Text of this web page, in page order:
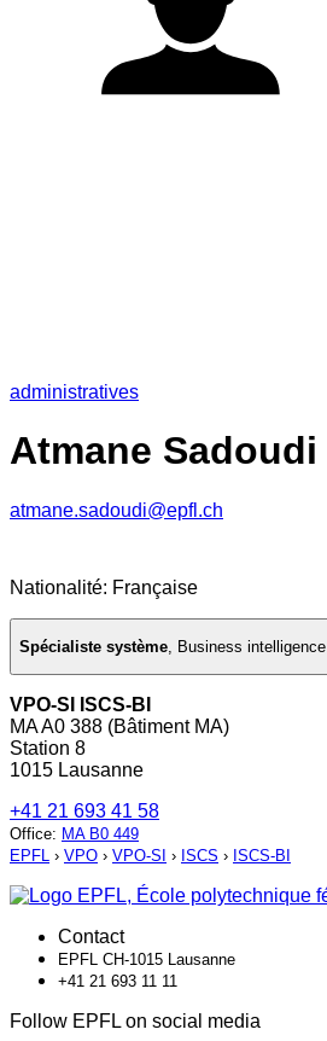
administratives
Atmane Sadoudi
atmane.sadoudi@epfl.ch
Nationalité: Française
Spécialiste système, Business intelligence
VPO-SI ISCS-BI
MA A0 388 (Bâtiment MA)
Station 8
1015 Lausanne
+41 21 693 41 58
Office: MA B0 449
EPFL › VPO › VPO-SI › ISCS › ISCS-BI
Contact
EPFL CH-1015 Lausanne
+41 21 693 11 11
Follow EPFL on social media